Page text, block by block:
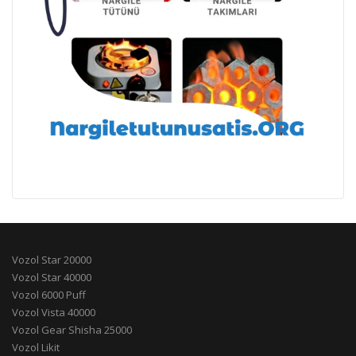
Vozol Star 20000
Vozol Star 40000
Vozol 6000 Puff
Vozol Vista 40000
Vozol Gear Shisha 25000
Vozol Likit